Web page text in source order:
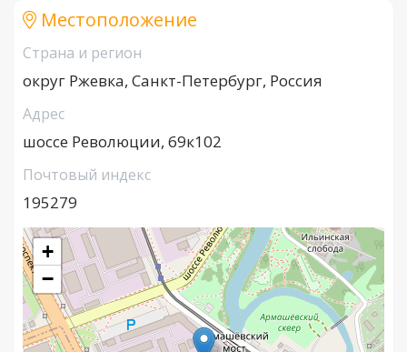
Местоположение
Страна и регион
округ Ржевка, Санкт-Петербург, Россия
Адрес
шоссе Революции, 69к102
Почтовый индекс
195279
+
−